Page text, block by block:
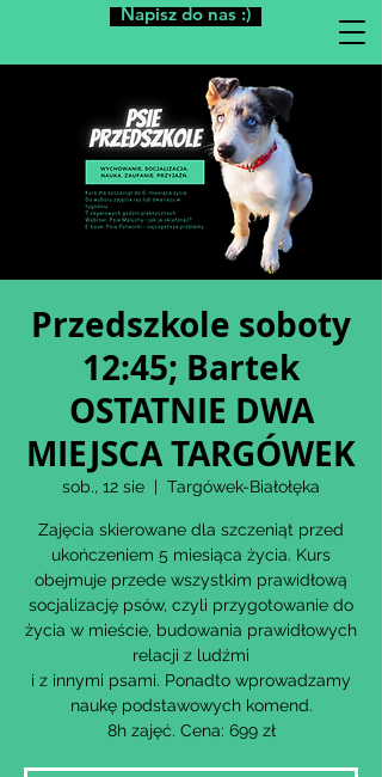
Napisz do nas :)
Przedszkole soboty
12:45; Bartek
OSTATNIE DWA
MIEJSCA TARGÓWEK
sob., 12 sie
  |
Targówek-Białołęka
Zajęcia skierowane dla szczeniąt przed
ukończeniem 5 miesiąca życia. Kurs
obejmuje przede wszystkim prawidłową
socjalizację psów, czyli przygotowanie do
życia w mieście, budowania prawidłowych
relacji z ludźmi
i z innymi psami. Ponadto wprowadzamy
naukę podstawowych komend.
8h zajęć. Cena: 699 zł